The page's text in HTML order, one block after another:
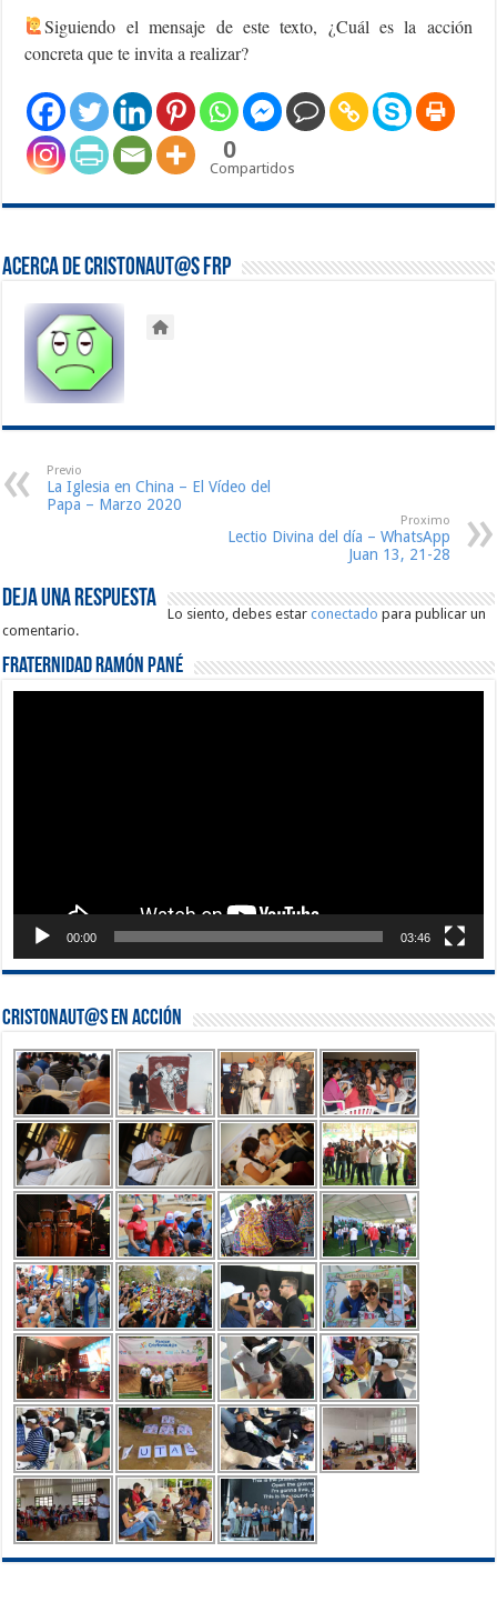
‍Siguiendo el mensaje de este texto, ¿Cuál es la acción
concreta que te invita a realizar?
0
Compartidos
Acerca de Cristonaut@s FRP
Previo
La Iglesia en China – El Vídeo del
Papa – Marzo 2020
Proximo
Lectio Divina del día – WhatsApp
Juan 13, 21-28
Deja una respuesta
Lo siento, debes estarconectado para publicar un
comentario.
Fraternidad Ramón Pané
00:00 03:46
Cristonaut@s en Acción